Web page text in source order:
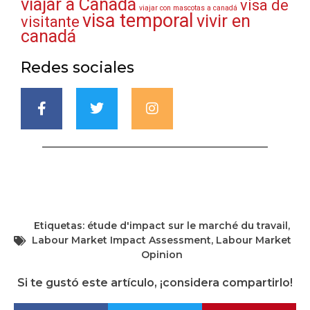
viajar a Canadá viajar con mascotas a canadá visa de
visitante visa temporal vivir en
canadá
Redes sociales
Etiquetas: étude d'impact sur le marché du travail,
Labour Market Impact Assessment, Labour Market
Opinion
Si te gustó este artículo, ¡considera compartirlo!